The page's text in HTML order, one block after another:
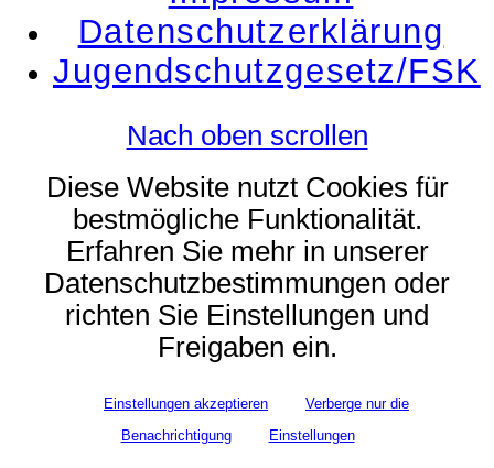
Datenschutzerklärung
Jugendschutzgesetz/FSK
Nach oben scrollen
Diese Website nutzt Cookies für
bestmögliche Funktionalität.
Erfahren Sie mehr in unserer
Datenschutzbestimmungen oder
richten Sie Einstellungen und
Freigaben ein.
Einstellungen akzeptieren
Verberge nur die
Benachrichtigung
Einstellungen